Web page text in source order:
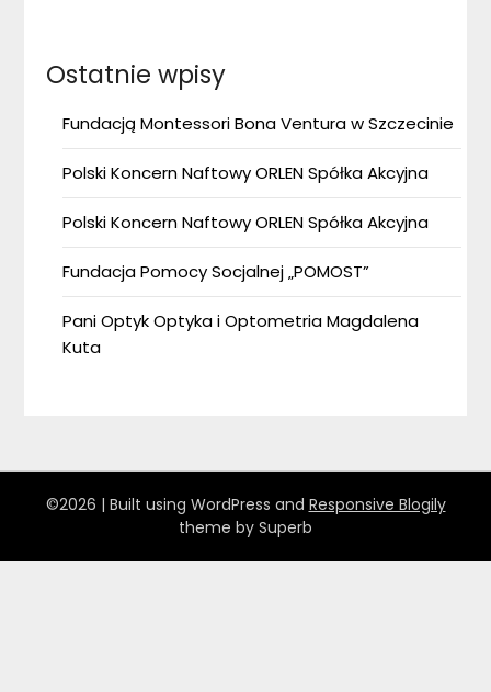
Ostatnie wpisy
Fundacją Montessori Bona Ventura w Szczecinie
Polski Koncern Naftowy ORLEN Spółka Akcyjna
Polski Koncern Naftowy ORLEN Spółka Akcyjna
Fundacja Pomocy Socjalnej „POMOST”
Pani Optyk Optyka i Optometria Magdalena
Kuta
©2026 | Built using WordPress and Responsive Blogily
theme by Superb